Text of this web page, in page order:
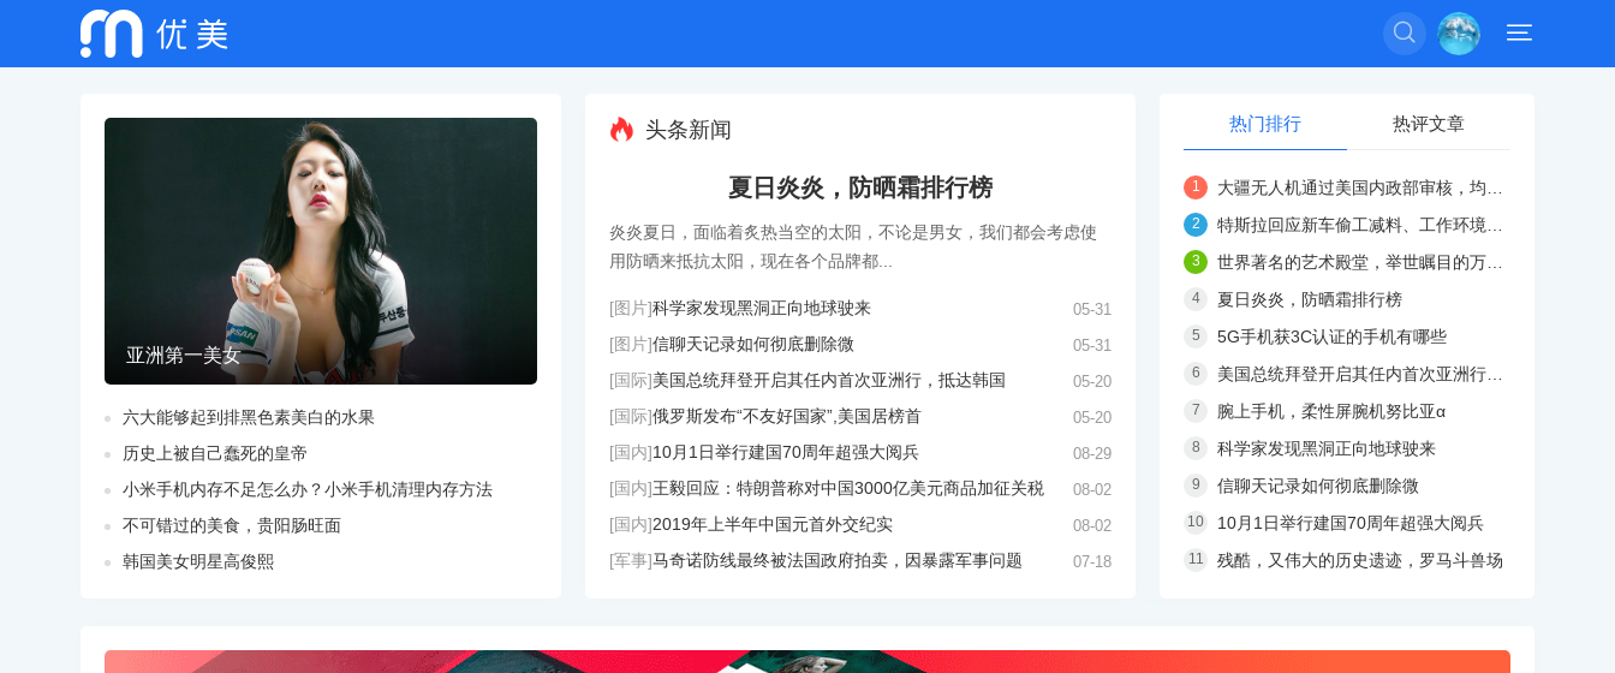


亚洲第一美女 古罗马斗兽场
六大能够起到排黑色素美白的水果
历史上被自己蠢死的皇帝
小米手机内存不足怎么办？小米手机清理内存方法
不可错过的美食，贵阳肠旺面
韩国美女明星高俊熙
 头条新闻
夏日炎炎，防晒霜排行榜
炎炎夏日，面临着炙热当空的太阳，不论是男女，我们都会考虑使
用防晒来抵抗太阳，现在各个品牌都...
[图片]科学家发现黑洞正向地球驶来 05-31
[图片]信聊天记录如何彻底删除微 05-31
[国际]美国总统拜登开启其任内首次亚洲行，抵达韩国 05-20
[国际]俄罗斯发布“不友好国家”,美国居榜首 05-20
[国内]10月1日举行建国70周年超强大阅兵 08-29
[国内]王毅回应：特朗普称对中国3000亿美元商品加征关税 08-02
[国内]2019年上半年中国元首外交纪实 08-02
[军事]马奇诺防线最终被法国政府拍卖，因暴露军事问题 07-18
热门排行 热评文章
大疆无人机通过美国内政部审核，均无数据外传现象
特斯拉回应新车偷工减料、工作环境有害：这不是事实
世界著名的艺术殿堂，举世瞩目的万宝之宫卢浮宫
夏日炎炎，防晒霜排行榜
5G手机获3C认证的手机有哪些
美国总统拜登开启其任内首次亚洲行，抵达韩国
腕上手机，柔性屏腕机努比亚α
科学家发现黑洞正向地球驶来
信聊天记录如何彻底删除微
10月1日举行建国70周年超强大阅兵
残酷，又伟大的历史遗迹，罗马斗兽场